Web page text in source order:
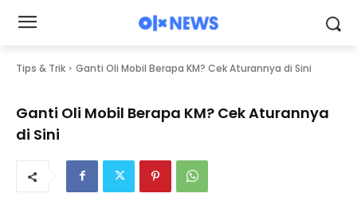
Tips & Trik Ganti Oli Mobil Berapa KM? Cek Aturannya di Sini
Ganti Oli Mobil Berapa KM? Cek Aturannya
di Sini